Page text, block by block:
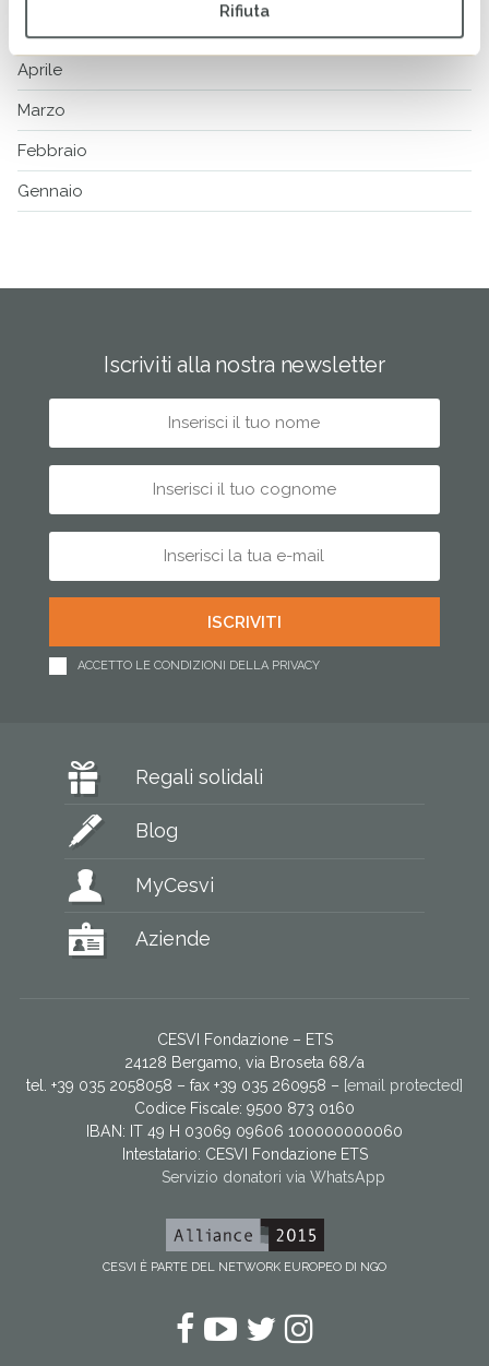
Rifiuta
Aprile
Marzo
Febbraio
Gennaio
Iscriviti alla nostra newsletter
ACCETTO LE CONDIZIONI DELLA PRIVACY
Regali solidali
Blog
MyCesvi
Aziende
CESVI Fondazione – ETS
24128 Bergamo, via Broseta 68/a
tel. +39 035 2058058 – fax +39 035 260958 – [email protected]
Codice Fiscale: 9500 873 0160
IBAN: IT 49 H 03069 09606 100000000060
Intestatario: CESVI Fondazione ETS
Servizio donatori via WhatsApp
CESVI È PARTE DEL NETWORK EUROPEO DI NGO
Facebook
YouTube
Twitter
Instagram